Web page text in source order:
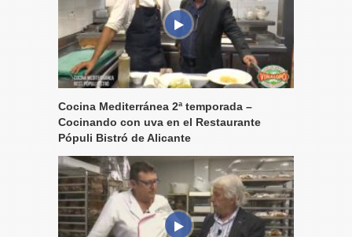
Cocina Mediterránea 2ª temporada –
Cocinando con uva en el Restaurante
Pópuli Bistró de Alicante